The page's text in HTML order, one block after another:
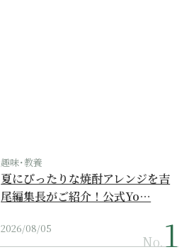
趣味･教養
夏にぴったりな焼酎アレンジを吉
尾編集長がご紹介！公式Yo…
2026/08/05
No.